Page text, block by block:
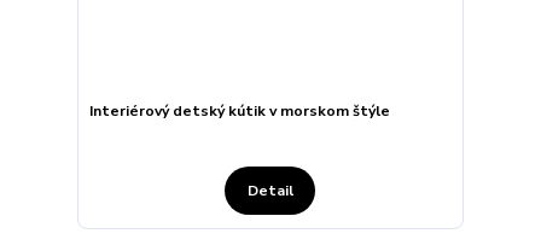
Interiérový detský kútik v morskom štýle
Detail